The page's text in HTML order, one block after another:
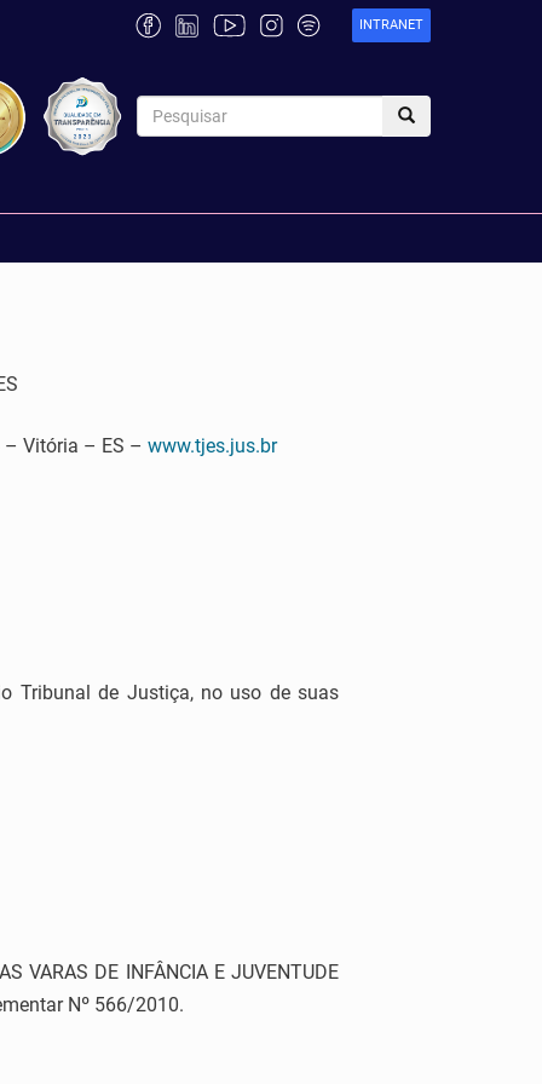
INTRANET
– Vitória – ES – www.tjes.jus.br
Tribunal de Justiça, no uso de suas
VARAS DE INFÂNCIA E JUVENTUDE
Nº 566/2010.